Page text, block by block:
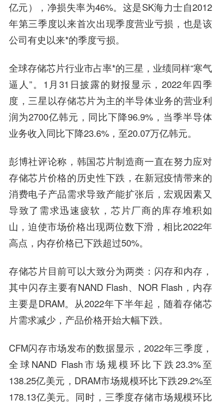
亿元），净损失率为46%。这是SK海力士自2012
年第三季度以来首次出现季度营业亏损，也是该
公司有史以来*的季度亏损。
全球存储芯片行业市占率*的三星，业绩同样“寒气
逼人”。1月31日披露的财报显示，2022年四季
度，三星以存储芯片为主的半导体业务的营业利
润为2700亿韩元，同比下降96.9%，当季半导体
业务收入同比下降23.6%，至20.07万亿韩元。
彭博社评论称，韩国芯片制造商一直在努力应对
存储芯片价格的历史性下跌，在新冠疫情带来的
消费电子产品需求导致产能扩张后，宏观因素又
导致了需求迅速疲软，芯片厂商的库存堆积如
山，迫使市场价格出现两位数下滑，相比2022年
高点，内存价格已下跌超过50%。
存储芯片目前可以大致分为两类：闪存和内存，
其中闪存主要有NAND Flash、NOR Flash，内存
主要是DRAM。从2022年下半年起，随着存储芯
片需求减少，产品价格开始大幅下跌。
CFM闪存市场发布的数据显示，2022年三季度，
全球NAND Flash市场规模环比下跌23.3%至
138.25亿美元，DRAM市场规模环比下跌29.2%至
178.13亿美元。同时，三季度存储市场规模环比